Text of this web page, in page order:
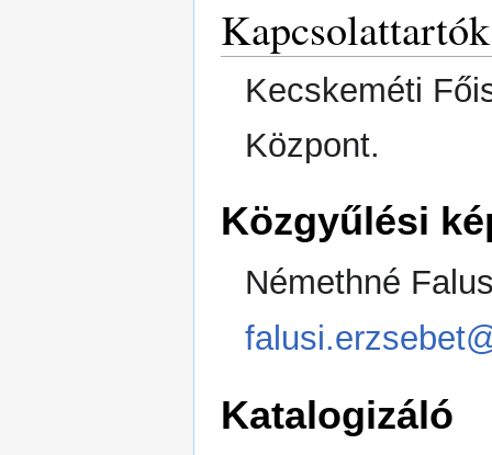
Kapcsolattartók
Kecskeméti
Központ.
Közgyűlési
Némethné
Katalogizáló